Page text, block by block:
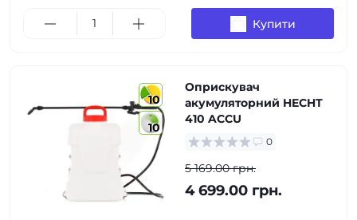
Купити
10
10
Оприскувач
акумуляторний HECHT
410 ACCU
0
5 169.00 грн.
4 699.00 грн.